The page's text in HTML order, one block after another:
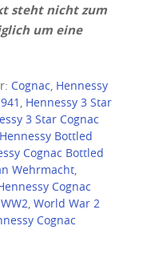
steht nicht zum
um eine
Cognac, Hennessy
, Hennessy 3 Star
3 Star Cognac
Hennessy Bottled
Cognac Bottled
Wehrmacht,
Cognac
, World War 2
Cognac